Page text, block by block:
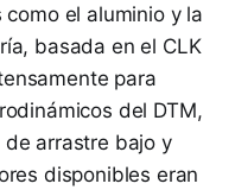
el aluminio y la
basada en el CLK
para
del DTM,
arrastre bajo y
disponibles eran